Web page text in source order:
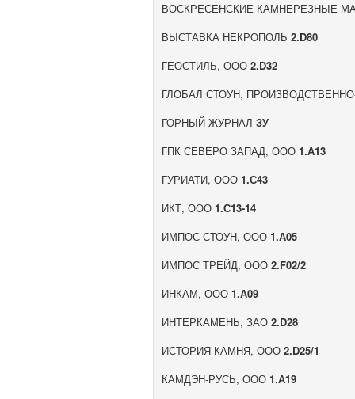
ВОСКРЕСЕНСКИЕ КАМНЕРЕЗНЫЕ
ВЫСТАВКА НЕКРОПОЛЬ2.D80
ГЕОСТИЛЬ, ООО2.D32
ГЛОБАЛ СТОУН,
ГОРНЫЙ ЖУРНАЛЗУ
ГПК СЕВЕРО ЗАПАД, ООО1.А13
ГУРИАТИ, ООО1.С43
ИКТ, ООО1.С13-14
ИМПОС СТОУН, ООО1.А05
ИМПОС ТРЕЙД, ООО2.F02/2
ИНКАМ, ООО1.А09
ИНТЕРКАМЕНЬ, ЗАО2.D28
ИСТОРИЯ КАМНЯ, ООО2.D25/1
КАМДЭН-РУСЬ, ООО1.А19